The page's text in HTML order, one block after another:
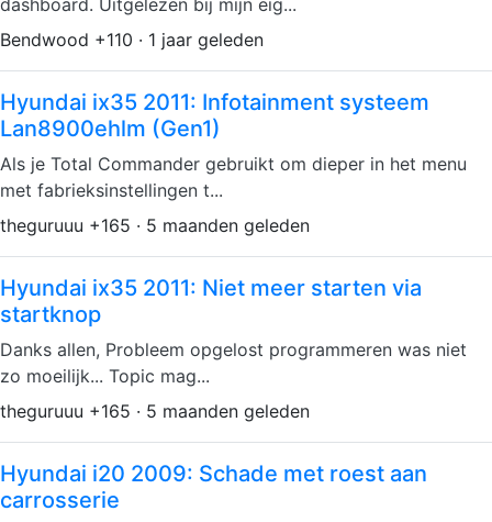
Bendwood +110 · 1 jaar geleden
Hyundai ix35 2011: Infotainment systeem
Lan8900ehlm (Gen1)
Als je Total Commander gebruikt om dieper in het menu
met fabrieksinstellingen t...
theguruuu +165 · 5 maanden geleden
Hyundai ix35 2011: Niet meer starten via
startknop
Danks allen, Probleem opgelost programmeren was niet
zo moeilijk... Topic mag...
theguruuu +165 · 5 maanden geleden
Hyundai i20 2009: Schade met roest aan
carrosserie